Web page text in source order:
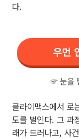
다.
우먼
☞ 눈을
클라이맥스에서 로
도를 벌인다. 그 과
래가 드러나고, 사